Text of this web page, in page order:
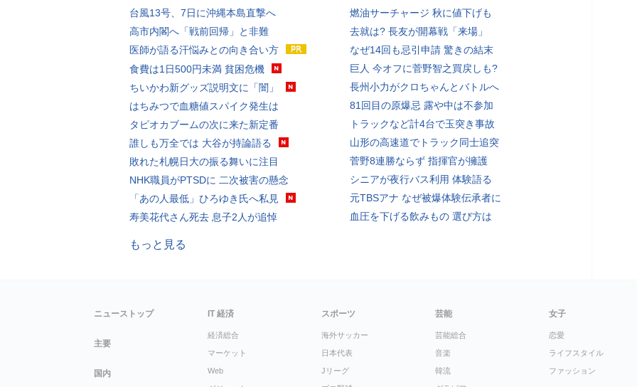
台風13号、7日に沖縄本島直撃へ
高市内閣へ「戦前回帰」と非難
医師が語る汗悩みとの向き合い方
食費は1日500円未満 貧困危機
ちいかわ新グッズ説明文に「闇」
はちみつで血糖値スパイク発生は
タピオカブームの次に来た新定番
誰しも万全では 大谷が持論語る
敗れた札幌日大の振る舞いに注目
NHK職員がPTSDに 二次被害の懸念
「あの人最低」ひろゆき氏へ私見
寿美花代さん死去 息子2人が追悼
燃油サーチャージ 秋に値下げも
去就は? 長友が開幕戦「来場」
なぜ14回も忌引申請 驚きの結末
巨人 今オフに菅野智之買戻しも?
長州小力がクロちゃんとバトルへ
81回目の原爆忌 露や中は不参加
トラックなど計4台で玉突き事故
山形の高速道でトラック同士追突
菅野8連勝ならず 指揮官が擁護
シニアが夜行バス利用 体験語る
元TBSアナ なぜ被爆体験伝承者に
血圧を下げる飲みもの 選び方は
もっと見る
ニューストップ
主要
国内
IT 経済
経済総合
マーケット
Web
スポーツ
海外サッカー
日本代表
Jリーグ
芸能
芸能総合
音楽
韓流
女子
恋愛
ライフスタイル
ファッション